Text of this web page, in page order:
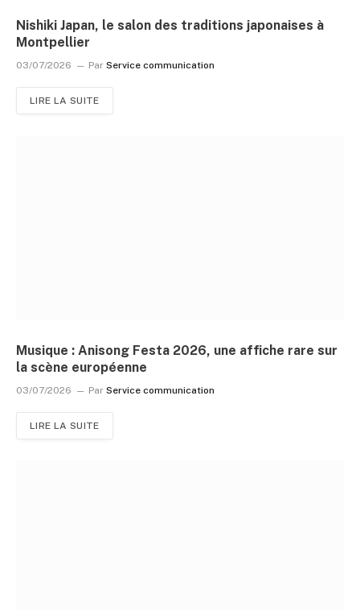
Nishiki Japan, le salon des traditions japonaises à
Montpellier
03/07/2026 Par Service communication
LIRE LA SUITE
Musique : Anisong Festa 2026, une affiche rare sur
la scène européenne
03/07/2026 Par Service communication
LIRE LA SUITE